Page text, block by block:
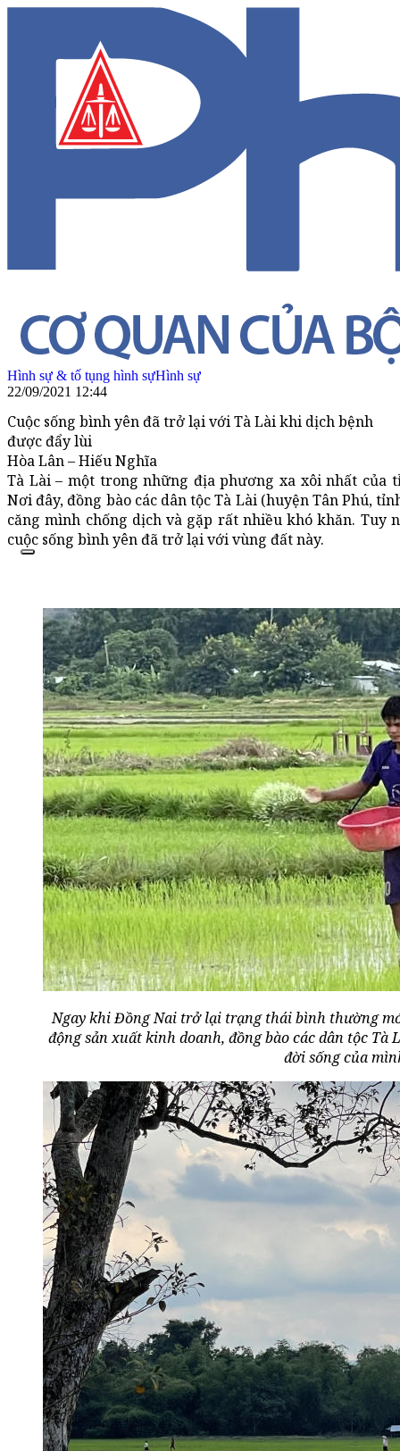
Hình sự & tố tụng hình sựHình sự
22/09/2021 12:44
Cuộc sống bình yên đã trở lại với Tà Lài khi dịch bệnh
được đẩy lùi
Hòa Lân – Hiếu Nghĩa
Tà Lài – một trong những địa phương xa xôi nhất của
Nơi đây, đồng bào các dân tộc Tà Lài (huyện Tân Phú,
căng mình chống dịch và gặp rất nhiều khó khăn. Tuy
cuộc sống bình yên đã trở lại với vùng đất này.
Ngay khi Đồng Nai trở lại trạng thái bình thường
động sản xuất kinh doanh, đồng bào các dân tộc Tà
đời sống của